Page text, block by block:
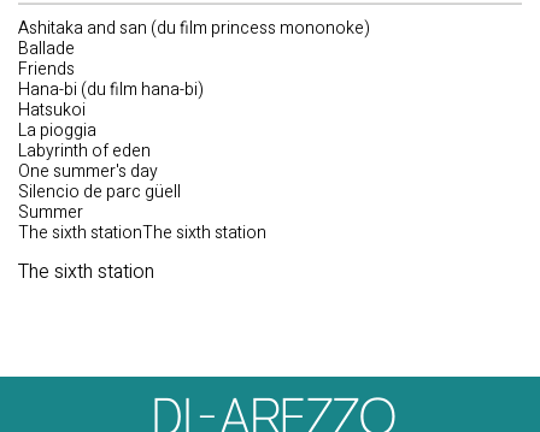
Ashitaka and san (du film princess mononoke)
Ballade
Friends
Hana-bi (du film hana-bi)
Hatsukoi
La pioggia
Labyrinth of eden
One summer's day
Silencio de parc güell
Summer
The sixth stationThe sixth station
The sixth station